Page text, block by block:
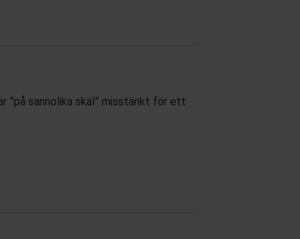
sannolika skäl” misstänkt för ett